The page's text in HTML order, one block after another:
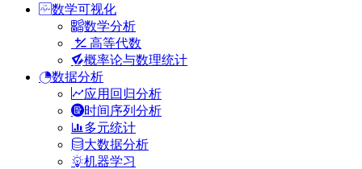
数学可视化
数学分析
高等代数
概率论与数理统计
数据分析
应用回归分析
时间序列分析
多元统计
大数据分析
机器学习